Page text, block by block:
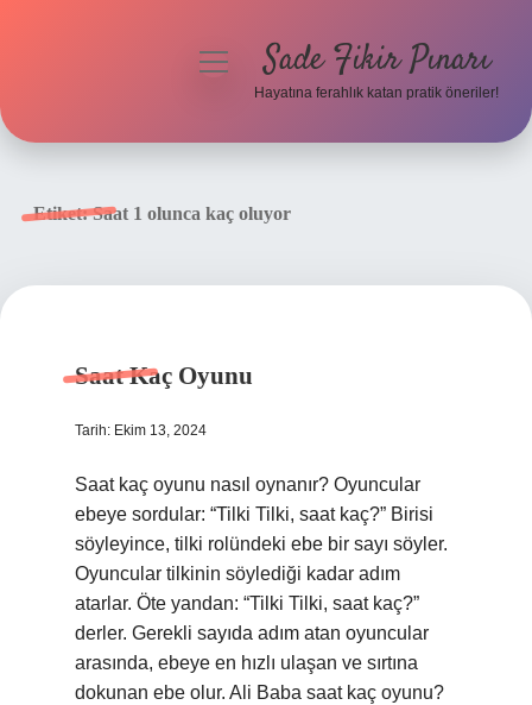
menüyüSade Fikir Pınarı
Hayatına ferahlık katan pratik öneriler!
Etiket:Saat 1 olunca kaç oluyor
Saat Kaç Oyunu
Tarih: Ekim 13, 2024
Saat kaç oyunu nasıl oynanır? Oyuncular
ebeye sordular: “Tilki Tilki, saat kaç?” Birisi
söyleyince, tilki rolündeki ebe bir sayı söyler.
Oyuncular tilkinin söylediği kadar adım
atarlar. Öte yandan: “Tilki Tilki, saat kaç?”
derler. Gerekli sayıda adım atan oyuncular
arasında, ebeye en hızlı ulaşan ve sırtına
dokunan ebe olur. Ali Baba saat kaç oyunu?